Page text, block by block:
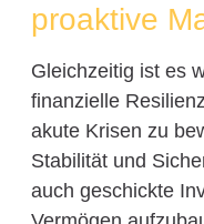
proaktive
Gleichzeitig ist es
finanzielle
akute Krisen zu
Stabilität und
auch geschickte